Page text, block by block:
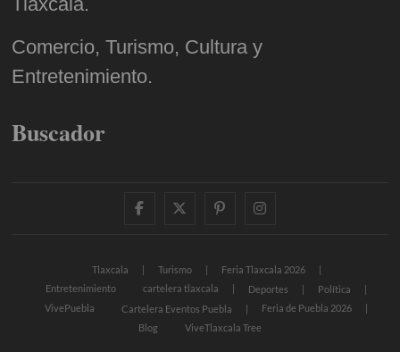
Comercio, Turismo, Cultura y
Entretenimiento.
Buscador
facebooktwitter
pinterestinstagram
Tlaxcala Turismo
Feria Tlaxcala 2026
Entretenimiento
cartelera tlaxcala Deportes
Política
VivePuebla
Cartelera Eventos Puebla
Feria de Puebla 2026
Blog
ViveTlaxcala Tree